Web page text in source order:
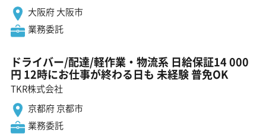
大阪府 大阪市
業務委託
ドライバー/配達/軽作業・物流系 日給保証14 000
円 12時にお仕事が終わる日も 未経験 普免OK
TKR株式会社
京都府 京都市
業務委託